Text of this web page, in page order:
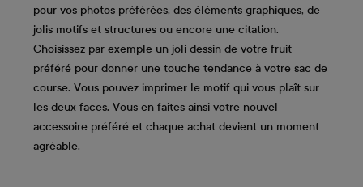
pour vos photos préférées, des éléments graphiques, de
jolis motifs et structures ou encore une citation.
Choisissez par exemple un joli dessin de votre fruit
préféré pour donner une touche tendance à votre sac de
course. Vous pouvez imprimer le motif qui vous plaît sur
les deux faces. Vous en faites ainsi votre nouvel
accessoire préféré et chaque achat devient un moment
agréable.